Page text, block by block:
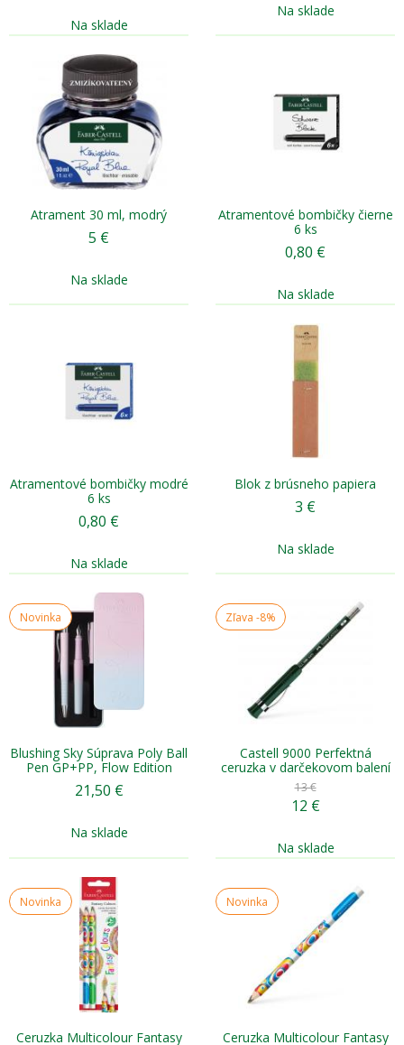
Na sklade
Na sklade
Atrament 30 ml, modrý
5 €
Na sklade
Atramentové bombičky čierne
6 ks
0,80 €
Na sklade
Atramentové bombičky modré
6 ks
0,80 €
Na sklade
Blok z brúsneho papiera
3 €
Na sklade
Novinka
Blushing Sky Súprava Poly Ball
Pen GP+PP, Flow Edition
21,50 €
Na sklade
Zľava -8%
Castell 9000 Perfektná
ceruzka v darčekovom balení
13 €
12 €
Na sklade
Novinka
Ceruzka Multicolour Fantasy
Novinka
Ceruzka Multicolour Fantasy